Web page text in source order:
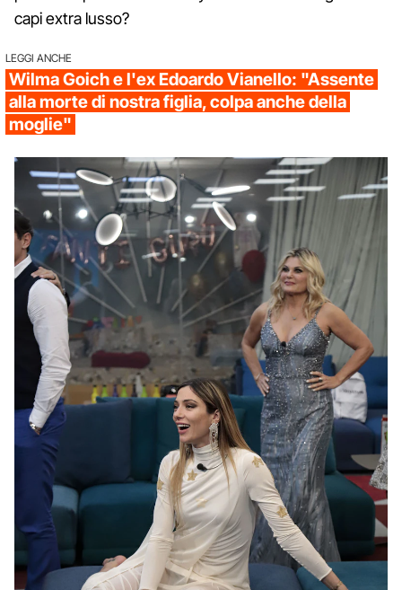
capi extra lusso?
LEGGI ANCHE
Wilma Goich e l'ex Edoardo Vianello: "Assente
alla morte di nostra figlia, colpa anche della
moglie"